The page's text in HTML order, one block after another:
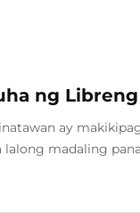
ng
ay
lalong madaling